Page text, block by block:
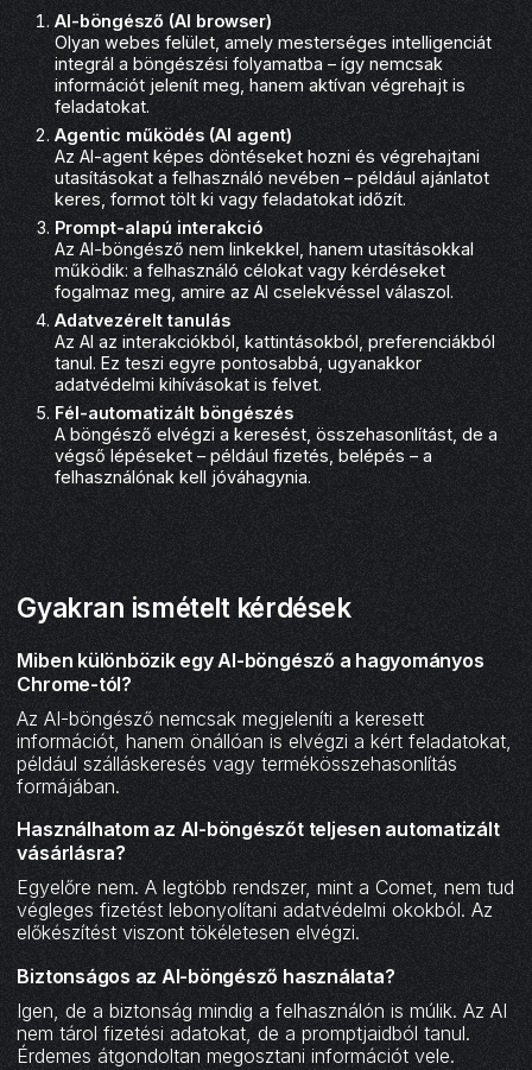
AI-böngésző (AI browser)
Olyan webes felület, amely mesterséges intelligenciát
integrál a böngészési folyamatba – így nemcsak
információt jelenít meg, hanem aktívan végrehajt is
feladatokat.
Agentic működés (AI agent)
Az AI-agent képes döntéseket hozni és végrehajtani
utasításokat a felhasználó nevében – például ajánlatot
keres, formot tölt ki vagy feladatokat időzít.
Prompt-alapú interakció
Az AI-böngésző nem linkekkel, hanem utasításokkal
működik: a felhasználó célokat vagy kérdéseket
fogalmaz meg, amire az AI cselekvéssel válaszol.
Adatvezérelt tanulás
Az AI az interakciókból, kattintásokból, preferenciákból
tanul. Ez teszi egyre pontosabbá, ugyanakkor
adatvédelmi kihívásokat is felvet.
Fél-automatizált böngészés
A böngésző elvégzi a keresést, összehasonlítást, de a
végső lépéseket – például fizetés, belépés – a
felhasználónak kell jóváhagynia.
Gyakran ismételt kérdések
Miben különbözik egy AI-böngésző a hagyományos
Chrome-tól?
Az AI-böngésző nemcsak megjeleníti a keresett
információt, hanem önállóan is elvégzi a kért feladatokat,
például szálláskeresés vagy termékösszehasonlítás
formájában.
Használhatom az AI-böngészőt teljesen automatizált
vásárlásra?
Egyelőre nem. A legtöbb rendszer, mint a Comet, nem tud
végleges fizetést lebonyolítani adatvédelmi okokból. Az
előkészítést viszont tökéletesen elvégzi.
Biztonságos az AI-böngésző használata?
Igen, de a biztonság mindig a felhasználón is múlik. Az AI
nem tárol fizetési adatokat, de a promptjaidból tanul.
Érdemes átgondoltan megosztani információt vele.